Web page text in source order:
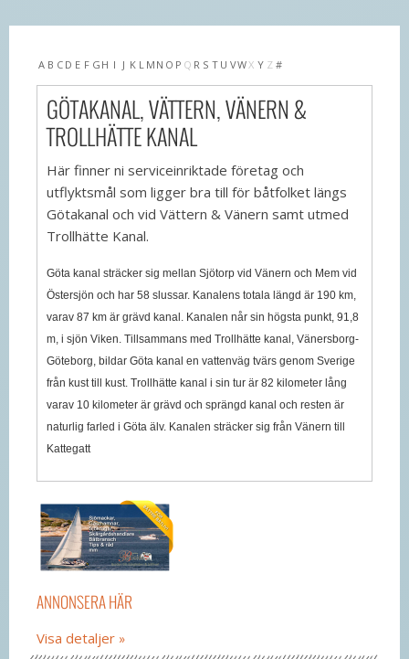
A B C D E F G H I J K L M N O P Q R S T U VWX Y Z #
GÖTAKANAL, VÄTTERN, VÄNERN &
TROLLHÄTTE KANAL
Här finner ni serviceinriktade företag och
utflyktsmål som ligger bra till för båtfolket längs
Götakanal och vid Vättern & Vänern samt utmed
Trollhätte Kanal.
Göta kanal sträcker sig mellan Sjötorp vid Vänern och Mem vid
Östersjön och har 58 slussar. Kanalens totala längd är 190 km,
varav 87 km är grävd kanal. Kanalen når sin högsta punkt, 91,8
m, i sjön Viken. Tillsammans med Trollhätte kanal, Vänersborg-
Göteborg, bildar Göta kanal en vattenväg tvärs genom Sverige
från kust till kust. Trollhätte kanal i sin tur är 82 kilometer lång
varav 10 kilometer är grävd och sprängd kanal och resten är
naturlig farled i Göta älv. Kanalen sträcker sig från Vänern till
Kattegatt
ANNONSERA HÄR
Visa detaljer